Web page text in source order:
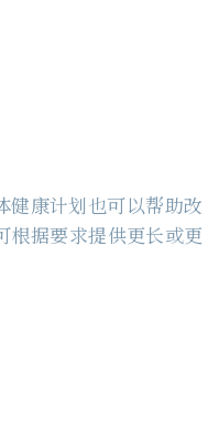
健康计划也可以帮助改
根据要求提供更长或更